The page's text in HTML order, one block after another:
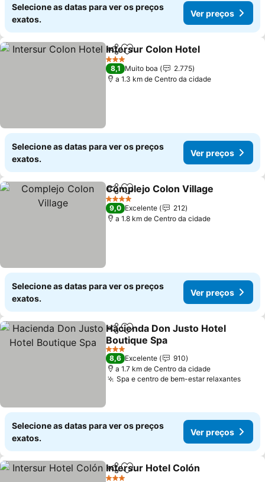
Selecione as datas para ver os preços
exatos.
Ver preços
PartilharAdicionar aos favoritos
Intersur Colon Hotel
3 Estrelas
8,1 Muito boa
2.775
a 1.3 km de Centro da cidade
Selecione as datas para ver os preços
exatos.
Ver preços
PartilharAdicionar aos favoritos
Complejo Colon Village
4 Estrelas
9,0 Excelente
212
a 1.8 km de Centro da cidade
Selecione as datas para ver os preços
exatos.
Ver preços
PartilharAdicionar aos favoritos
Hacienda Don Justo Hotel
Boutique Spa
Ver preços
3 Estrelas
8,6 Excelente
910
a 1.7 km de Centro da cidade
Spa e centro de bem-estar relaxantesVer
Selecione as datas para ver os preços
exatos.
Ver preços
PartilharAdicionar aos favoritos
Intersur Hotel Colón